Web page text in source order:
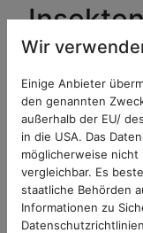
Unsere
individuellen
abstimmbar. Sie
Wir
Einige Anbieter
den genannten
außerhalb der EU/
in die USA. Das
möglicherweise nicht
vergleichbar. Es
staatliche Behörden
Informationen zu